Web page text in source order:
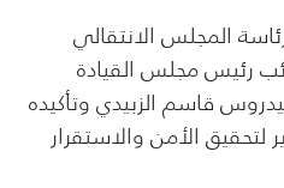
المجلس الانتقالي
رئيس مجلس القيادة
قاسم الزبيدي وتأكيده
لتحقيق الأمن والاستقرار